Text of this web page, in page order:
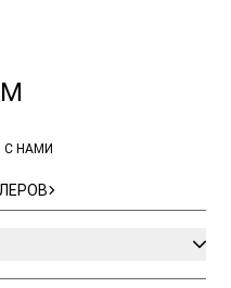
С НАМИ